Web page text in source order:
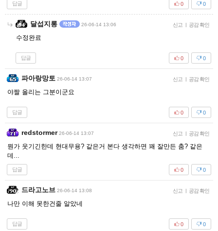
답글 0
0
달섭지롱 26-06-14 13:06 신고 | 공감 확인
수정완료
답글 0
0
파아랑망토 26-06-14 13:07 신고 | 공감 확인
야짤 올리는 그분이군요
답글 0
0
redstormer 26-06-14 13:07 신고 | 공감 확인
뭔가 웃기긴한데 현대무용? 같은거 본다 생각하면 꽤 잘만든 춤? 같은
데...
답글 0
0
드라고노브 26-06-14 13:08 신고 | 공감 확인
나만 이해 못한건줄 알았네
답글 0
0